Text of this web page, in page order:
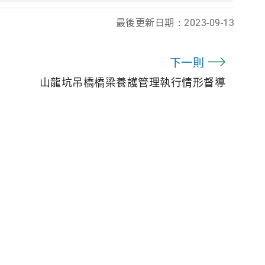
最後更新日期： 2023-09-13
下一則
山龍坑吊橋橋梁養護管理執行情形督導